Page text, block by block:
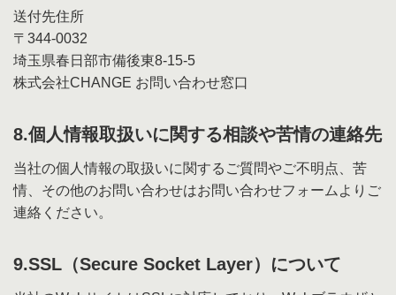
送付先住所
〒344-0032
埼玉県春日部市備後東8-15-5
株式会社CHANGE お問い合わせ窓口
8.個人情報取扱いに関する相談や苦情の連絡先
当社の個人情報の取扱いに関するご質問やご不明点、苦
情、その他のお問い合わせはお問い合わせフォームよりご
連絡ください。
9.SSL（Secure Socket Layer）について